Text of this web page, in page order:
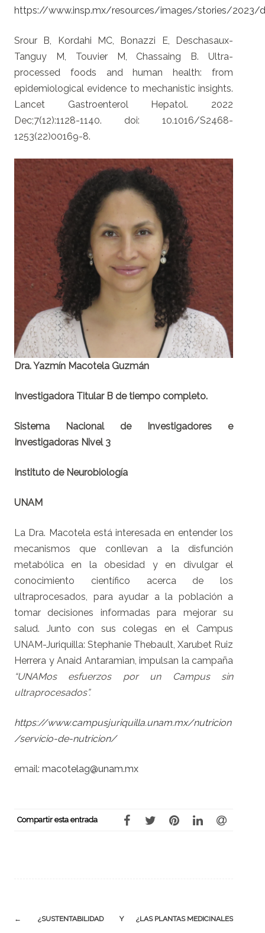
https://www.insp.mx/resources/images/stories/2023/
Srour B, Kordahi MC, Bonazzi E, Deschasaux-
Tanguy M, Touvier M, Chassaing B. Ultra-
processed foods and human health: from
epidemiological evidence to mechanistic insights.
Lancet Gastroenterol Hepatol. 2022
Dec;7(12):1128-1140. doi: 10.1016/S2468-
1253(22)00169-8.
Dra. Yazmín Macotela Guzmán
Investigadora Titular B de tiempo completo.
Sistema Nacional de Investigadores e
Investigadoras Nivel 3
Instituto de Neurobiología
UNAM
La Dra. Macotela está interesada en entender los
mecanismos que conllevan a la disfunción
metabólica en la obesidad y en divulgar el
conocimiento científico acerca de los
ultraprocesados, para ayudar a la población a
tomar decisiones informadas para mejorar su
salud. Junto con sus colegas en el Campus
UNAM-Juriquilla: Stephanie Thebault, Xarubet Ruiz
Herrera y Anaid Antaramian, impulsan la campaña
“UNAMos esfuerzos por un Campus sin
ultraprocesados”.
https://www.campusjuriquilla.unam.mx/nutricion
/servicio-de-nutricion/
email: macotelag@unam.mx
Compartir esta entrada
Navegación
← ¿SUSTENTABILIDAD Y ¿LAS PLANTAS MEDICINALES